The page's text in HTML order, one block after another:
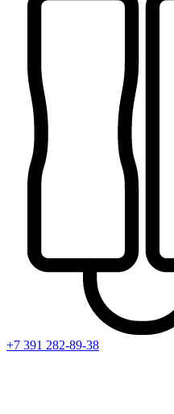
+7 391 282-89-38